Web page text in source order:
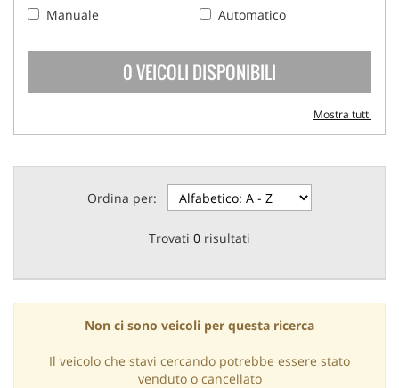
Manuale
Automatico
0 VEICOLI DISPONIBILI
Mostra tutti
Ordina per:
Trovati 0 risultati
Non ci sono veicoli per questa ricerca
Il veicolo che stavi cercando potrebbe essere stato
venduto o cancellato